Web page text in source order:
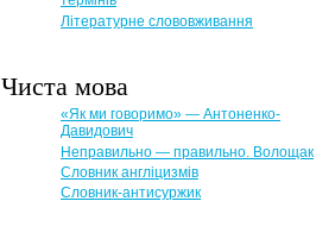
Літературне слововживання
Чиста мова
«Як ми говоримо» — Антоненко-
Давидович
Неправильно — правильно. Волощак
Словник англіцизмів
Словник-антисуржик